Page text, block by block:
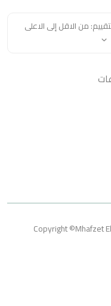
الاقل إلى الاعلى
Copyright